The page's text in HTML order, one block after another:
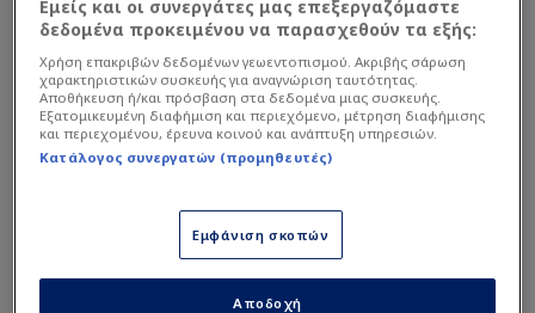
ο οποίος εκτιμάται με αξία 227,3 εκατομμύρια
Εμείς και οι συνεργάτες μας επεξεργαζόμαστε
δεδομένα προκειμένου να παρασχεθούν τα εξής:
Χρήση επακριβών δεδομένων γεωεντοπισμού. Ακριβής σάρωση
χαρακτηριστικών συσκευής για αναγνώριση ταυτότητας.
Αποθήκευση ή/και πρόσβαση στα δεδομένα μιας συσκευής.
Εξατομικευμένη διαφήμιση και περιεχόμενο, μέτρηση διαφήμισης
και περιεχομένου, έρευνα κοινού και ανάπτυξη υπηρεσιών.
Κατάλογος συνεργατών (προμηθευτές)
Εμφάνιση σκοπών
Αποδοχή